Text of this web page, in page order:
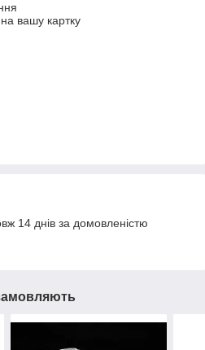
вашу картку
14 днів за домовленістю